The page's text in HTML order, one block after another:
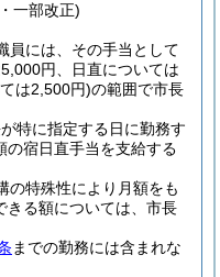
一部改正)
員には、その手当として
円、日直については
は2,500円)の範囲で市長
特に指定する日に勤務す
の宿日直手当を支給する
の特殊性により月額をも
きる額については、市長
までの勤務には含まれな